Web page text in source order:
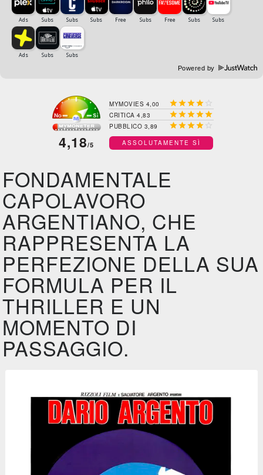
Powered by
4,18/5
MYMOVIES 4,00  
CRITICA 4,83 
PUBBLICO 3,89  
ASSOLUTAMENTE SÌ
FONDAMENTALE
CAPOLAVORO
ARGENTIANO, CHE
RAPPRESENTA LA
PERFEZIONE DELLA SUA
FORMULA PER IL
THRILLER E UN
MOMENTO DI
PASSAGGIO.